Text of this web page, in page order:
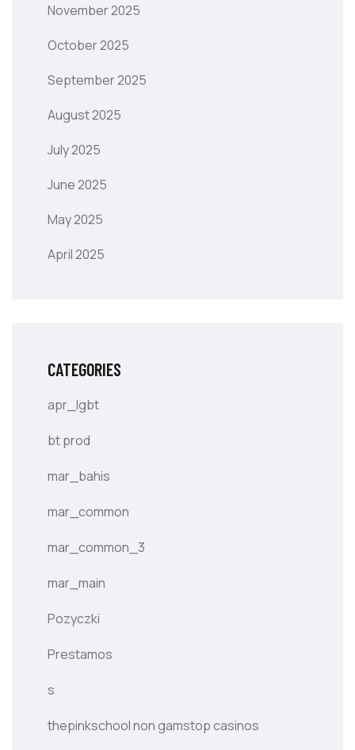
November 2025
October 2025
September 2025
August 2025
July 2025
June 2025
May 2025
April 2025
CATEGORIES
apr_lgbt
bt prod
mar_bahis
mar_common
mar_common_3
mar_main
Pozyczki
Prestamos
s
thepinkschool non gamstop casinos